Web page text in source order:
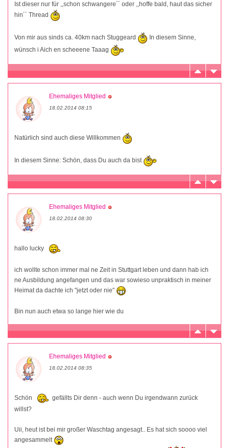
Ist dieser nur für ,,schon schwangere´´ oder ,,hoffe bald, haut das sicher
hin´´ Thread
Von mir aus sinds ca. 40km nach Stuggeard
In diesem Sinne,
wünsch i Aich en scheeene Taaag
Ehemaliges Mitglied
18.02.2014 08:15
Natürlich sind auch diese Willkommen
In diesem Sinne: Schön, dass Du auch da bist
Ehemaliges Mitglied
18.02.2014 08:30
hallo lucky
ich wollte schon immer mal ne Zeit in Stuttgart leben und dann hab ich
ne Ausbildung angefangen und das war sowieso unpraktisch in meiner
Heimat da dachte ich "jetzt oder nie"
Bin nun auch etwa so lange hier wie du
Ehemaliges Mitglied
18.02.2014 08:35
Schön
gefällts Dir denn - auch wenn Du irgendwann zurück
willst?
Uii, heut ist bei mir großer Waschtag angesagt.. Es hat sich soooo viel
angesammelt